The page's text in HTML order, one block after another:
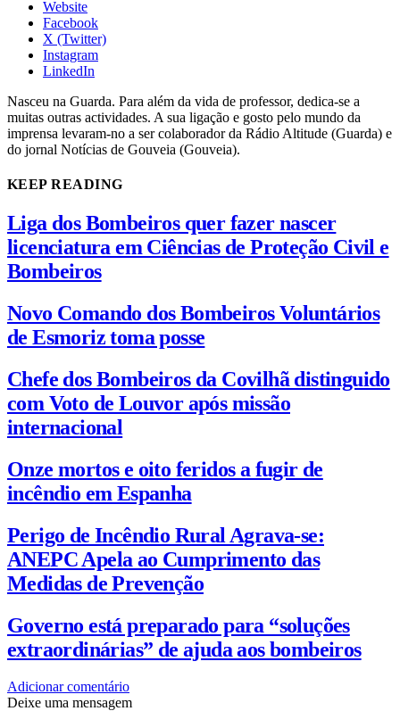
Website
Facebook
X (Twitter)
Instagram
LinkedIn
Nasceu na Guarda. Para além da vida de professor, dedica-se a
muitas outras actividades. A sua ligação e gosto pelo mundo da
imprensa levaram-no a ser colaborador da Rádio Altitude (Guarda) e
do jornal Notícias de Gouveia (Gouveia).
KEEP READING
Liga dos Bombeiros quer fazer nascer
licenciatura em Ciências de Proteção Civil e
Bombeiros
Novo Comando dos Bombeiros Voluntários
de Esmoriz toma posse
Chefe dos Bombeiros da Covilhã distinguido
com Voto de Louvor após missão
internacional
Onze mortos e oito feridos a fugir de
incêndio em Espanha
Perigo de Incêndio Rural Agrava-se:
ANEPC Apela ao Cumprimento das
Medidas de Prevenção
Governo está preparado para “soluções
extraordinárias” de ajuda aos bombeiros
Adicionar comentário
Deixe uma mensagem